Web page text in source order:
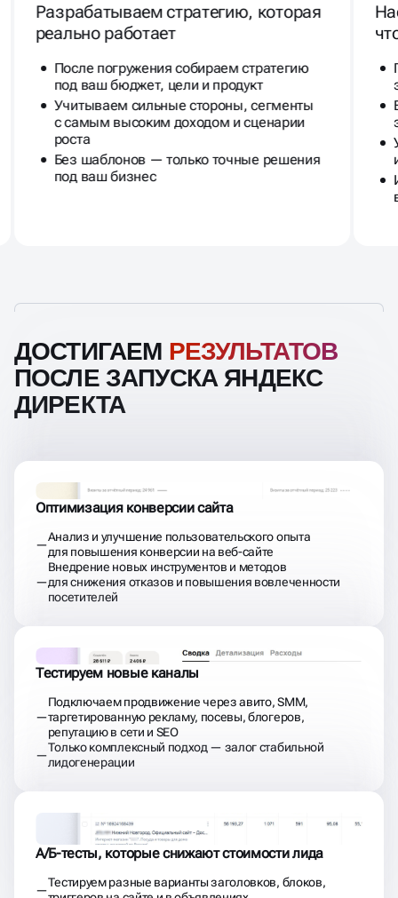
Разрабатываем стратегию, которая
реально работает
После погружения собираем стратегию
под ваш бюджет, цели и продукт
Учитываем сильные стороны, сегменты
с самым высоким доходом и сценарии
роста
Без шаблонов — только точные решения
под ваш бизнес
ДОСТИГАЕМ РЕЗУЛЬТАТОВ
ПОСЛЕ ЗАПУСКА ЯНДЕКС
ДИРЕКТА
Оптимизация конверсии сайта
Анализ и улучшение пользовательского опыта
для повышения конверсии на веб-сайте
Внедрение новых инструментов и методов
для снижения отказов и повышения вовлеченности
посетителей
Тестируем новые каналы
Подключаем продвижение через авито, SMM,
таргетированную рекламу, посевы, блогеров,
репутацию в сети и SEO
Только комплексный подход — залог стабильной
лидогенерации
А/Б-тесты, которые снижают стоимости лида
Тестируем разные варианты заголовков, блоков,